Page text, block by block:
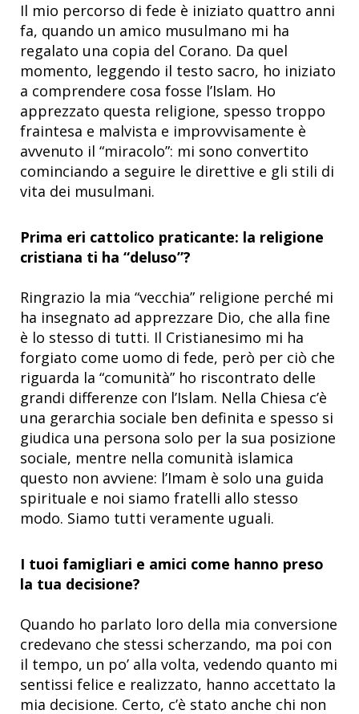
Il mio percorso di fede è iniziato quattro anni
fa, quando un amico musulmano mi ha
regalato una copia del Corano. Da quel
momento, leggendo il testo sacro, ho iniziato
a comprendere cosa fosse l’Islam. Ho
apprezzato questa religione, spesso troppo
fraintesa e malvista e improvvisamente è
avvenuto il “miracolo”: mi sono convertito
cominciando a seguire le direttive e gli stili di
vita dei musulmani.
Prima eri cattolico praticante: la religione
cristiana ti ha “deluso”?
Ringrazio la mia “vecchia” religione perché mi
ha insegnato ad apprezzare Dio, che alla fine
è lo stesso di tutti. Il Cristianesimo mi ha
forgiato come uomo di fede, però per ciò che
riguarda la “comunità” ho riscontrato delle
grandi differenze con l’Islam. Nella Chiesa c’è
una gerarchia sociale ben definita e spesso si
giudica una persona solo per la sua posizione
sociale, mentre nella comunità islamica
questo non avviene: l’Imam è solo una guida
spirituale e noi siamo fratelli allo stesso
modo. Siamo tutti veramente uguali.
I tuoi famigliari e amici come hanno preso
la tua decisione?
Quando ho parlato loro della mia conversione
credevano che stessi scherzando, ma poi con
il tempo, un po’ alla volta, vedendo quanto mi
sentissi felice e realizzato, hanno accettato la
mia decisione. Certo, c’è stato anche chi non